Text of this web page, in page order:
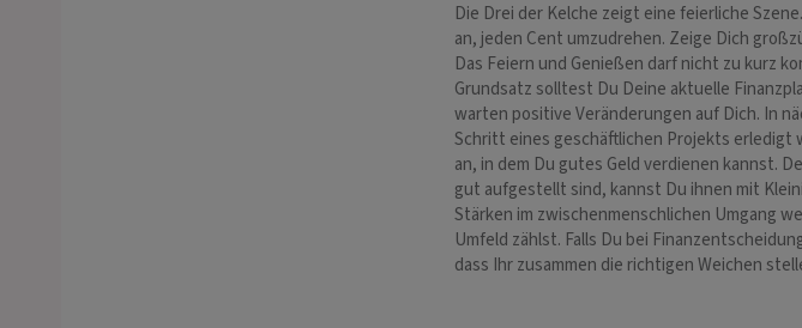
Die Drei der Kelche zeigt eine feierliche
an, jeden Cent umzudrehen. Zeige Dich
Das Feiern und Genießen darf nicht zu kurz
Grundsatz solltest Du Deine aktuelle
warten positive Veränderungen auf Dich. In
Schritt eines geschäftlichen Projekts erledigt
an, in dem Du gutes Geld verdienen kannst.
gut aufgestellt sind, kannst Du ihnen mit
Stärken im zwischenmenschlichen Umgang
Umfeld zählst. Falls Du bei
dass Ihr zusammen die richtigen Weichen